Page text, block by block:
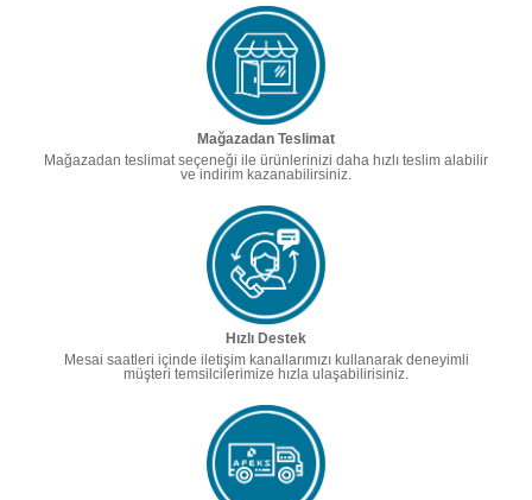
Mağazadan Teslimat
Mağazadan teslimat seçeneği ile ürünlerinizi daha hızlı teslim alabilir
ve indirim kazanabilirsiniz.
Hızlı Destek
Mesai saatleri içinde iletişim kanallarımızı kullanarak deneyimli
müşteri temsilcilerimize hızla ulaşabilirisiniz.